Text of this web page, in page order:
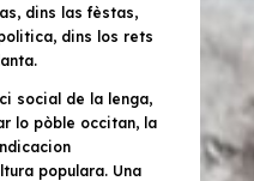
dins las fèstas,
dins los rets
social de la lenga,
lo pòble occitan, la
populara. Una